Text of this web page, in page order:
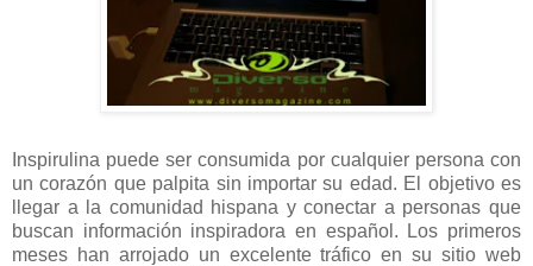
Inspirulina puede ser consumida por cualquier persona con
un corazón que palpita sin importar su edad. El objetivo es
llegar a la comunidad hispana y conectar a personas que
buscan información inspiradora en español. Los primeros
meses han arrojado un excelente tráfico en su sitio web